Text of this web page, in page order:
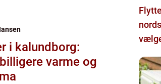
i kalundborg:
varme og